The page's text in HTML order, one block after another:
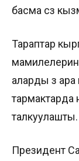
басма сөз
Тараптар
аларды өз
тармактарда
талкуулашты.
Президент